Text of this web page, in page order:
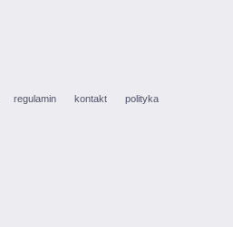
regulamin kontakt polityka